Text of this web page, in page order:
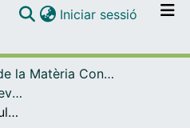
Navega per tot el DD
Com publicar
Iniciar sessió (current)
Física de la Matèria Condensada
Articles publicats en revistes (Física de la Matèria Condensada)
Randomly driven granular fluids: collisional statistics and short scale structure